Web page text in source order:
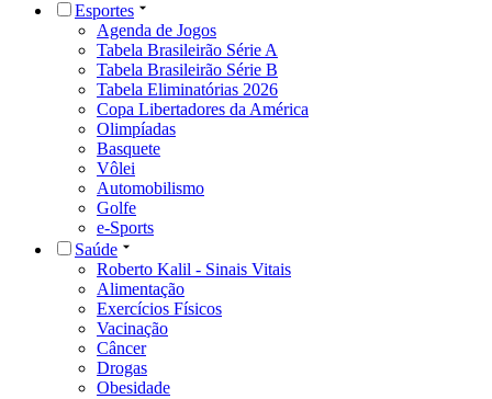
Esportes
Agenda de Jogos
Tabela Brasileirão Série A
Tabela Brasileirão Série B
Tabela Eliminatórias 2026
Copa Libertadores da América
Olimpíadas
Basquete
Vôlei
Automobilismo
Golfe
e-Sports
Saúde
Roberto Kalil - Sinais Vitais
Alimentação
Exercícios Físicos
Vacinação
Câncer
Drogas
Obesidade